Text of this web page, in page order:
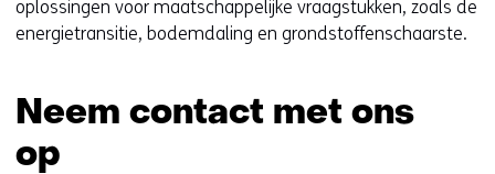
oplossingen voor maatschappelijke vraagstukken, zoals de
energietransitie, bodemdaling en grondstoffenschaarste.
Neem contact met ons
op